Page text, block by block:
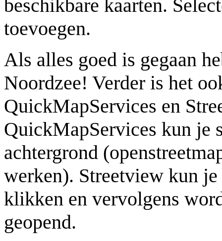
beschikbare kaarten.
toevoegen.
Als alles goed is gegaan
Noordzee! Verder is het
QuickMapServices en
QuickMapServices kun je
achtergrond
werken). Streetview kun
klikken en vervolgens
geopend.